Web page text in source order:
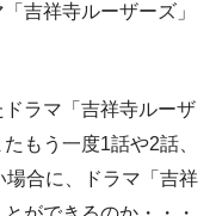
吉祥寺ルーザーズ」
ラマ「吉祥寺ルーザ
もう一度1話や2話、
場合に、ドラマ「吉祥